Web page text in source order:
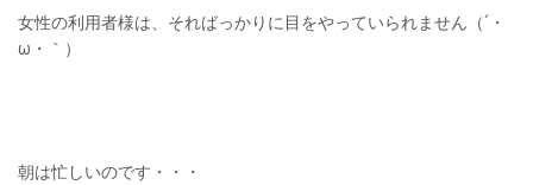
女性の利用者様は、そればっかりに目をやっていられません（´・
ω・｀）
朝は忙しいのです・・・